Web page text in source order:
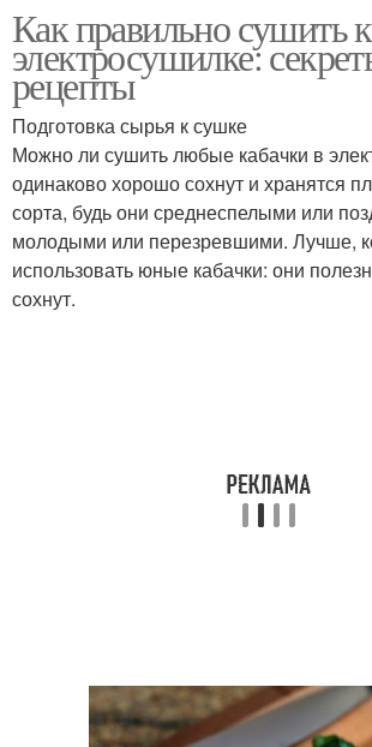
Как правильно сушить
электросушилке:
рецепты
Подготовка сырья к сушке
Можно ли сушить любые кабачки в
одинаково хорошо сохнут и хранятся
сорта, будь они среднеспелыми или
молодыми или перезревшими. Лучше,
использовать юные кабачки: они
сохнут.